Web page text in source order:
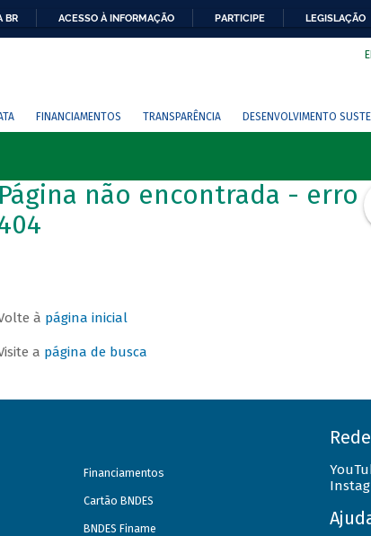
BR ACESSO À INFORMAÇÃO PARTICIPE LEGISLAÇÃO
FINANCIAMENTOS TRANSPARÊNCIA DESENVOLVIMENTO
Página não encontrada - erro
à página inicial
a página de busca
Financiamentos
Cartão BNDES
BNDES Finame